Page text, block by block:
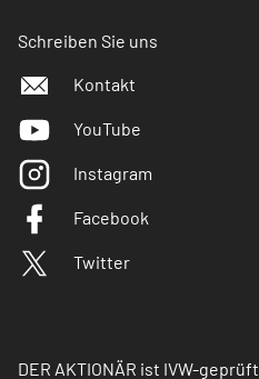
Schreiben Sie uns
Kontakt
YouTube
Instagram
Facebook
Twitter
DER AKTIONÄR ist IVW-geprüft